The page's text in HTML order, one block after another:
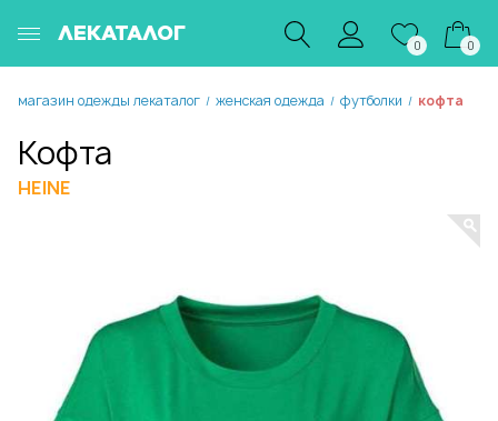
ЛЕКАТАЛОГ
0 0
магазин одежды лекаталог / женская одежда / футболки / кофта
Кофта
HEINE